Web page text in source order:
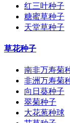
红三叶种子
糖蜜草种子
天堂草种子
草花种子
南非万寿菊
非洲万寿菊
向日葵种子
翠菊种子
大花葱种球